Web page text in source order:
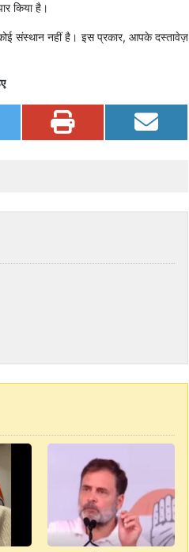
किया है।
संस्थान नहीं है। इस प्रकार, आपके दस्तावेज़